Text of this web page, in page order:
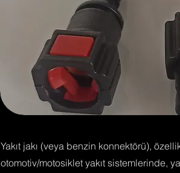
Yakıt jakı (veya benzin konnektörü),
otomotiv/motosiklet yakıt sistemlerinde,